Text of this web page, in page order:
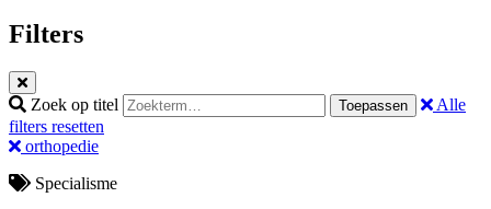
Filters
Zoek op titel Toepassen
Alle
filters resetten
orthopedie
Specialisme